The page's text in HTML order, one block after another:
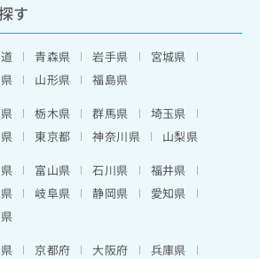
す
青森県 岩手県
宮城県
山形県
福島県
栃木県 群馬県
埼玉県
東京都 神奈川県
山梨県
富山県 石川県
福井県
岐阜県 静岡県
愛知県
京都府 大阪府
兵庫県